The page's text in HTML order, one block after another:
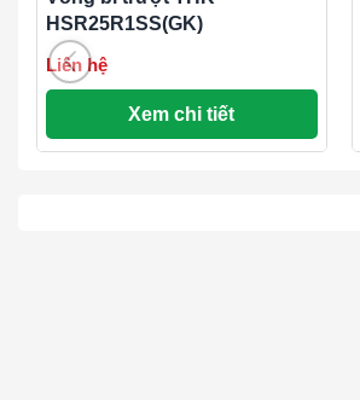
HSR25R1SS(GK)
Liên hệ
Xem chi tiết